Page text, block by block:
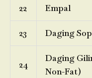
22 Empal
23 Daging
24
Daging
Non-Fat)